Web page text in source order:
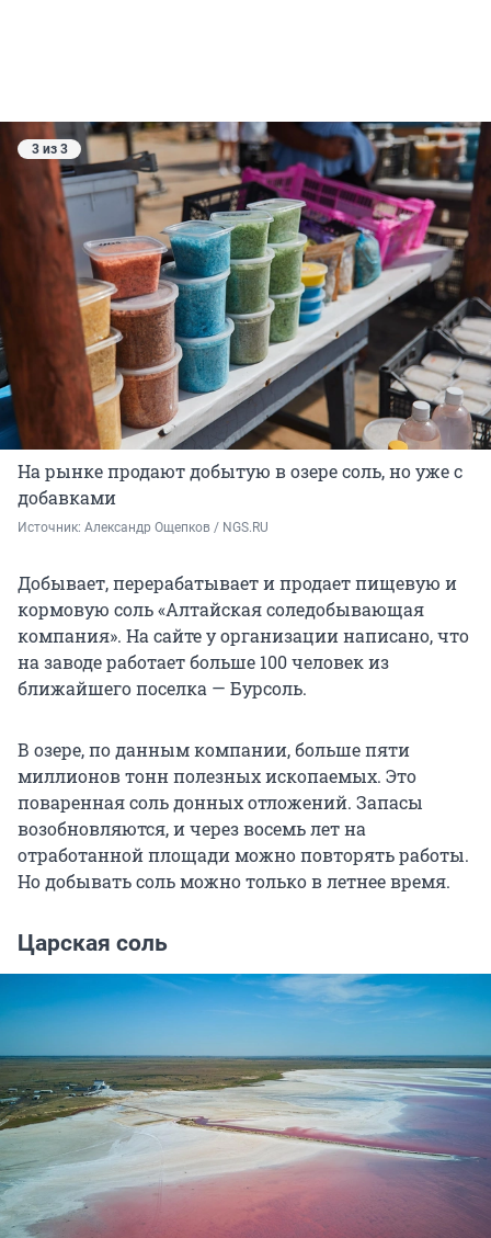
3 из 3
На рынке продают добытую в озере соль, но уже с
добавками
Источник: Александр Ощепков / NGS.RU
Добывает, перерабатывает и продает пищевую и
кормовую соль «Алтайская соледобывающая
компания». На сайте у организации написано, что
на заводе работает больше 100 человек из
ближайшего поселка — Бурсоль.
В озере, по данным компании, больше пяти
миллионов тонн полезных ископаемых. Это
поваренная соль донных отложений. Запасы
возобновляются, и через восемь лет на
отработанной площади можно повторять работы.
Но добывать соль можно только в летнее время.
Царская соль